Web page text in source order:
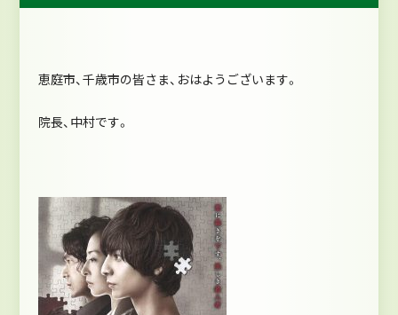
恵庭市、千歳市の皆さま、おはようございます。
院長、中村です。